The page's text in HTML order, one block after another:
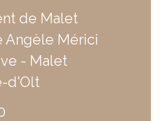
de Malet
Angèle Mérici
- Malet
d'Olt